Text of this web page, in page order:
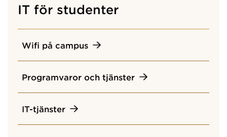
IT för studenter
Wifi på campus
Programvaror och tjänster
IT-tjänster